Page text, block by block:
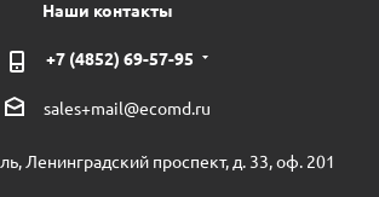
Наши контакты
+7 (4852) 69-57-95
sales+mail@ecomd.ru
Ленинградский проспект, д. 33, оф. 201